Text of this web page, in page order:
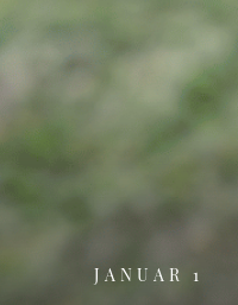
JANUAR 1